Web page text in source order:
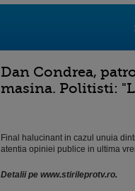
Dan Condrea,
masina. Politisti:
Final halucinant in cazul unuia
atentia opiniei publice in ultima
Detalii pe www.stirileprotv.ro.